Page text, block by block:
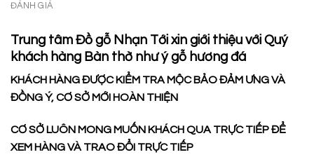
ĐÁNH GIÁ
Trung tâm Đồ gỗ Nhạn Tới xin giới thiệu với Quý
khách hàng Bàn thờ như ý gỗ hương đá
KHÁCH HÀNG ĐƯỢC KIỂM TRA MỘC BẢO ĐẢM ƯNG VÀ
ĐỒNG Ý, CƠ SỞ MỚI HOÀN THIỆN
CƠ SỞ LUÔN MONG MUỐN KHÁCH QUA TRỰC TIẾP ĐỂ
XEM HÀNG VÀ TRAO ĐỔI TRỰC TIẾP